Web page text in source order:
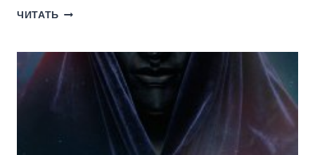
ЧИТАТЬ ПОЛНОЕ
(АЛЕКС
ГО)